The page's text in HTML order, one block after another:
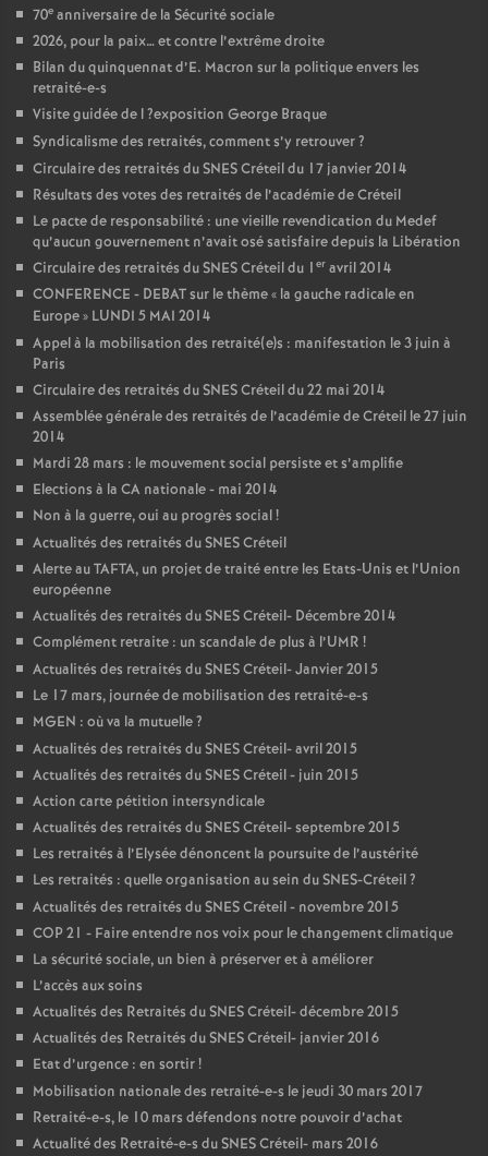
70e anniversaire de la Sécurité sociale
2026, pour la paix… et contre l’extrême droite
Bilan du quinquennat d’E. Macron sur la politique envers les
retraité-e-s
Visite guidée de l?exposition George Braque
Syndicalisme des retraités, comment s’y retrouver?
Circulaire des retraités duSNESCréteil du 17 janvier 2014
Résultats des votes des retraités de l’académie de Créteil
Le pacte de responsabilité : une vieille revendication du Medef
qu’aucun gouvernement n’avait osé satisfaire depuis la Libération
Circulaire des retraités duSNESCréteil du 1 er avril 2014
CONFERENCE - DEBATsur le thème « la gauche radicale en
Europe» LUNDI 5 MAI 2014
Appel à la mobilisation des retraité(e)s : manifestation le 3 juin à
Paris
Circulaire des retraités duSNESCréteil du 22 mai 2014
Assemblée générale des retraités de l’académie de Créteil le 27 juin
2014
Mardi 28 mars : le mouvement social persiste et s’amplifie
Elections à la CA nationale - mai 2014
Non à la guerre, oui au progrès social!
Actualités des retraités duSNESCréteil
Alerte auTAFTA, un projet de traité entre les Etats-Unis et l’Union
européenne
Actualités des retraités duSNESCréteil- Décembre 2014
Complément retraite : un scandale de plus à l’UMR !
Actualités des retraités duSNESCréteil- Janvier 2015
Le 17 mars, journée de mobilisation des retraité-e-s
MGEN : où va la mutuelle?
Actualités des retraités duSNESCréteil- avril 2015
Actualités des retraités duSNESCréteil - juin 2015
Action carte pétition intersyndicale
Actualités des retraités duSNESCréteil- septembre 2015
Les retraités à l’Elysée dénoncent la poursuite de l’austérité
Les retraités : quelle organisation au sein duSNES-Créteil?
Actualités des retraités duSNESCréteil - novembre 2015
COP21 - Faire entendre nos voix pour le changement climatique
La sécurité sociale, un bien à préserver et à améliorer
L’accès aux soins
Actualités des Retraités duSNESCréteil- décembre 2015
Actualités des Retraités duSNESCréteil- janvier 2016
Etat d’urgence : en sortir!
Mobilisation nationale des retraité-e-s le jeudi 30 mars 2017
Retraité-e-s, le 10 mars défendons notre pouvoir d’achat
Actualité des Retraité-e-s duSNESCréteil- mars 2016